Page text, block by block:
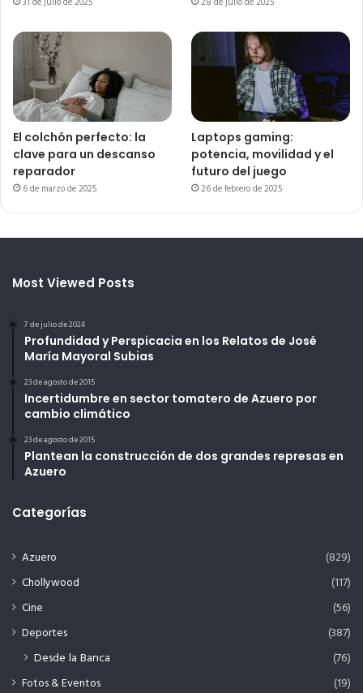
El colchón perfecto: la
clave para un descanso
reparador
6 de marzo de 2025
Laptops gaming:
potencia, movilidad y el
futuro del juego
26 de febrero de 2025
Most Viewed Posts
7 de julio de 2024
Profundidad y Perspicacia en los Relatos de José
María Mayoral Subias
23 de agosto de 2015
Incertidumbre en sector tomatero de Azuero por
cambio climático
23 de agosto de 2015
Plantean la construcción de dos grandes represas en
Azuero
Categorías
Azuero
(829)
Chollywood
(117)
Cine
(56)
Deportes
(387)
Desde la Banca (76)
Fotos & Eventos
(19)